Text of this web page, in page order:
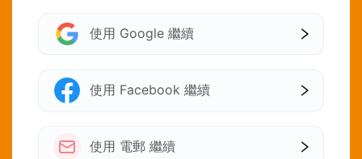
使用 Google 繼續
使用 Facebook 繼續
使用 電郵 繼續